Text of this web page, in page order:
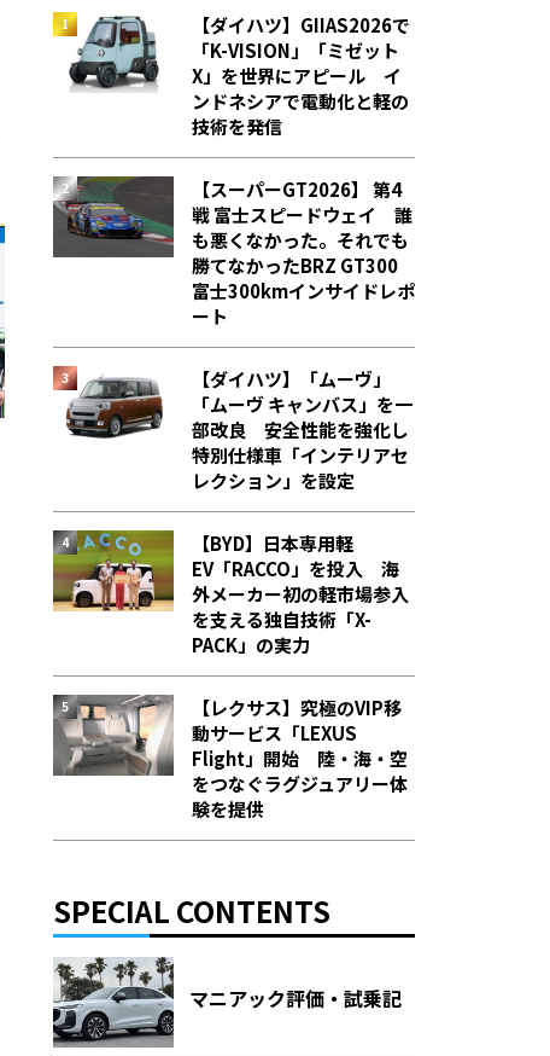
【ダイハツ】GIIAS2026で
「K-VISION」「ミゼット
X」を世界にアピール イ
ンドネシアで電動化と軽の
技術を発信
【スーパーGT2026】 第4
戦 富士スピードウェイ 誰
も悪くなかった。それでも
勝てなかった――BRZ GT300
富士300kmインサイドレポ
ート
【ダイハツ】「ムーヴ」
「ムーヴ キャンバス」を一
部改良 安全性能を強化し
特別仕様車「インテリアセ
レクション」を設定
【BYD】日本専用軽
EV「RACCO」を投入 海
外メーカー初の軽市場参入
を支える独自技術「X-
PACK」の実力
【レクサス】究極のVIP移
動サービス「LEXUS
Flight」開始 陸・海・空
をつなぐラグジュアリー体
験を提供
SPECIAL CONTENTS
マニアック評価・試乗記